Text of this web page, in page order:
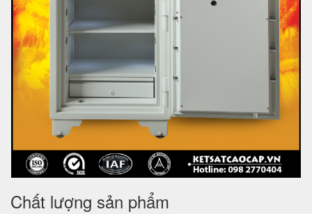
Chất lượng sản phẩm